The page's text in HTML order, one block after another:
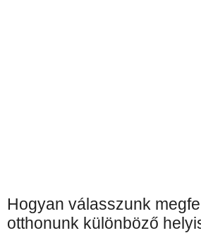
Hogyan válasszunk
otthonunk különböző